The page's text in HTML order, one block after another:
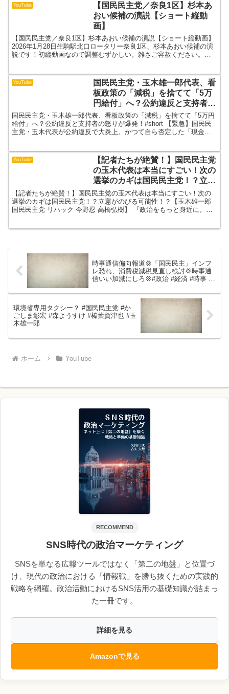
YouTube
【国民民主党／奈良1区】杉本あ
おい候補の演説【ショート縦動
画】
【国民民主党／奈良1区】杉本あおい候補の演説【ショート縦動画】
2026年1月28日生駒駅北口ロータリー奈良1区、杉本あおい候補の演
説です！初縦動画なので調整むずかしい。雑さご容赦ください。
YouTube
国民民主党・玉木雄一郎代表、看
板政策の「減税」を捨てて「5万
円給付」へ？公約違反と支持者の
怒りが爆発！#short
国民民主党・玉木雄一郎代表、看板政策の「減税」を捨てて「5万円
給付」へ？公約違反と支持者の怒りが爆発！#short 【緊急】国民民
主党・玉木代表が公約違反で大炎上。かつて自ら否定した「現金給
YouTube
【記者たちが絶賛！】国民民主党
の玉木代表は本当にすごい！次の
選挙のカギは国民民主党！？立憲
がのびる可能性！？【玉木雄一郎
国民民主党 リハック 今野忍 高橋
弘樹】
【記者たちが絶賛！】国民民主党の玉木代表は本当にすごい！次の
選挙のカギは国民民主党！？立憲がのびる可能性！？【玉木雄一郎
国民民主党 リハック 今野忍 高橋弘樹】 『政治をもっと身近に。』
時事通信偏向報道💢「国民民主」インフ
レ恐れ、消費税減税見直し検討💢時事通
信いい加減にしろ💢#政治 #経済 #時事 #
環境省専用タクシー？ #国民民主党 #か
ごしま彰宏 #森ようすけ #榛葉賀津也 #玉
木雄一郎
ホーム YouTube
RECOMMEND
SNS時代の政治マーケティング
SNSを単なる広報ツールではなく「第二の地盤」と位置づ
け、現代の政治における「情報戦」を勝ち抜くための実践的
戦略を網羅。政治活動におけるSNS活用の基礎知識が詰まっ
た一冊です。
詳細を見る
Amazonで見る